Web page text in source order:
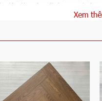
đây là một số thương hiệu
Xem